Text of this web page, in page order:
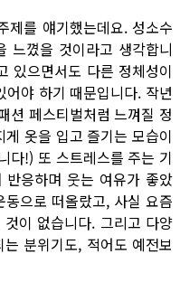
제를 얘기했는데요. 성소수
느꼈을 것이라고 생각합니
있으면서도 다른 정체성이
야 하기 때문입니다. 작년
션 페스티벌처럼 느껴질 정
옷을 입고 즐기는 모습이
다!) 또 스트레스를 주는 기
반응하며 웃는 여유가 좋았
으로 떠올랐고, 사실 요즘
이 없습니다. 그리고 다양
분위기도, 적어도 예전보